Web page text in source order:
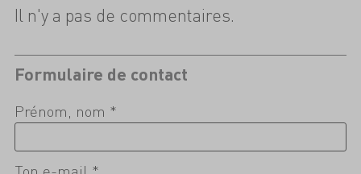
Il n'y a pas de commentaires.
Formulaire de contact
Prénom, nom *